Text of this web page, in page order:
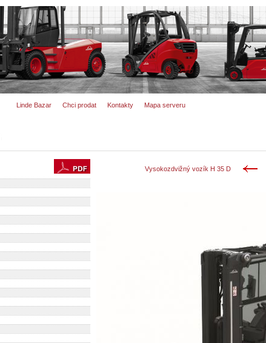
Vysokozdvižný vozík H 35 D
Linde Bazar Chci prodat Kontakty Mapa serveru